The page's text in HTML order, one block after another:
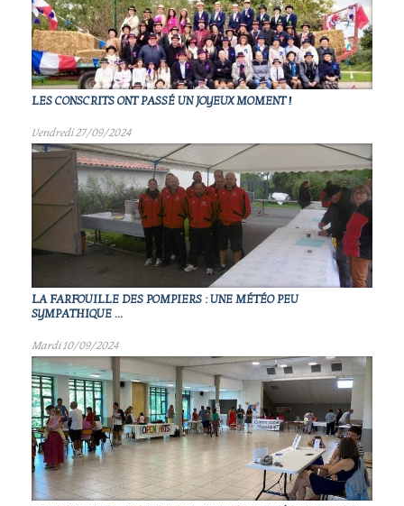
LES CONSCRITS ONT PASSÉ UN JOYEUX MOMENT !
Vendredi 27/09/2024
LA FARFOUILLE DES POMPIERS : UNE MÉTÉO PEU
SYMPATHIQUE ...
Mardi 10/09/2024